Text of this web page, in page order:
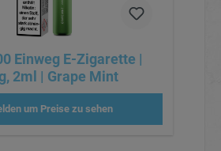
Einweg E-Zigarette |
2ml | Grape Mint
um Preise zu sehen